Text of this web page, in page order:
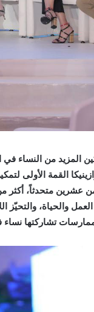
المزيد من النساء
القمة الأولى
عشرين متحدثاً،
والحياة،
تشاركتها نساء